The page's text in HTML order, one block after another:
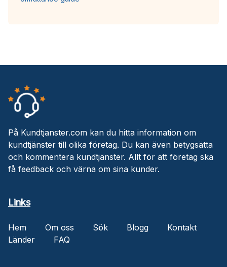
På Kundtjanster.com kan du hitta information om
kundtjänster till olika företag. Du kan även betygsätta
och kommentera kundtjänster. Allt för att företag ska
få feedback och värna om sina kunder.
Links
Hem Om oss Sök Blogg
Kontakt
Länder
FAQ